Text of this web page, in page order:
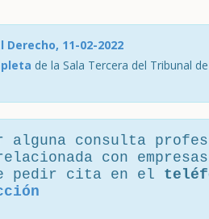
Derecho, 11-02-2022
de la Sala Tercera del Tribunal
alguna consulta
con
pedir cita en el